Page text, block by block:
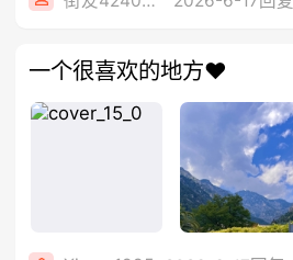
一个很喜欢的地方❤️